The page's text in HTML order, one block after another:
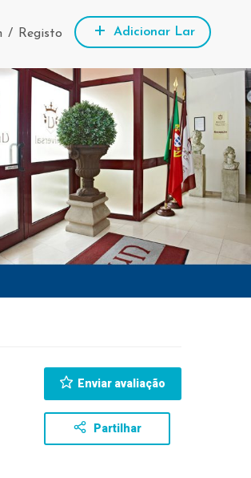
/ Registo Adicionar Lar
Enviar avaliação
Partilhar